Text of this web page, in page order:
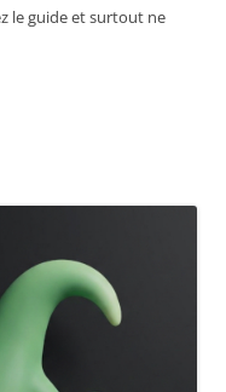
le guide et surtout ne